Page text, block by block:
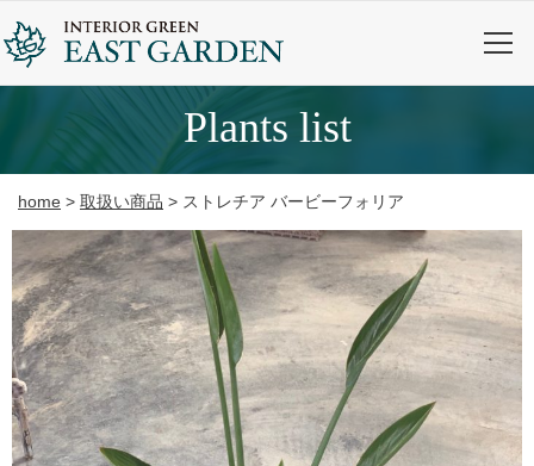
plants list
home > 取扱い商品 > ストレチア バービーフォリア